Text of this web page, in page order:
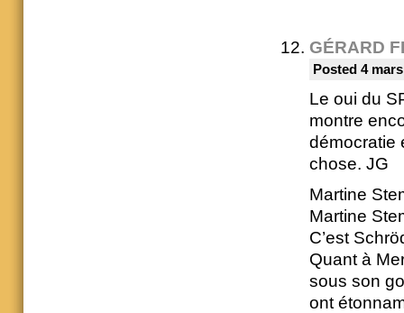
GÉRARD
Posted 4
Le oui du
montre
démocratie
chose. JG
Martine
Martine
C’est
Quant à
sous son
ont